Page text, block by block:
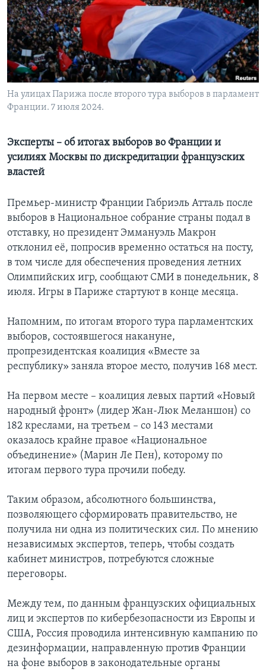
Learning English
СОЦИАЛЬНЫЕ СЕТИ
Языки
На улицах Парижа после второго тура выборов в парламент
Франции. 7 июля 2024.
Эксперты – об итогах выборов во Франции и
усилиях Москвы по дискредитации французских
властей
Премьер-министр Франции Габриэль Атталь после
выборов в Национальное собрание страны подал в
отставку, но президент Эммануэль Макрон
отклонил её, попросив временно остаться на посту,
в том числе для обеспечения проведения летних
Олимпийских игр, сообщают СМИ в понедельник, 8
июля. Игры в Париже стартуют в конце месяца.
Напомним, по итогам второго тура парламентских
выборов, состоявшегося накануне,
пропрезидентская коалиция «Вместе за
республику» заняла второе место, получив 168 мест.
На первом месте – коалиция левых партий «Новый
народный фронт» (лидер Жан-Люк Меланшон) со
182 креслами, на третьем – со 143 местами
оказалось крайне правое «Национальное
объединение» (Марин Ле Пен), которому по
итогам первого тура прочили победу.
Таким образом, абсолютного большинства,
позволяющего сформировать правительство, не
получила ни одна из политических сил. По мнению
независимых экспертов, теперь, чтобы создать
кабинет министров, потребуются сложные
переговоры.
Между тем, по данным французских официальных
лиц и экспертов по кибербезопасности из Европы и
США, Россия проводила интенсивную кампанию по
дезинформации, направленную против Франции
на фоне выборов в законодательные органы